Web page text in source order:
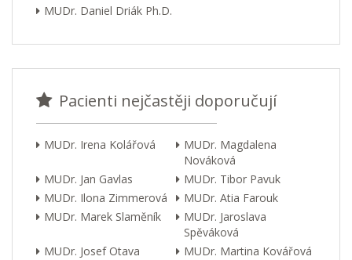
MUDr. Daniel Driák Ph.D.
Pacienti nejčastěji doporučují
MUDr. Irena Kolářová
MUDr. Magdalena
Nováková
MUDr. Jan Gavlas
MUDr. Tibor Pavuk
MUDr. Ilona Zimmerová
MUDr. Atia Farouk
MUDr. Marek Slaměník
MUDr. Jaroslava
Spěváková
MUDr. Josef Otava
MUDr. Martina Kovářová